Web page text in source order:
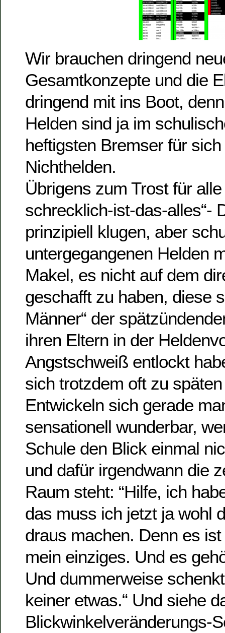
Wir brauchen dringend
Gesamtkonzepte und die
dringend mit ins Boot,
Helden sind ja im
heftigsten Bremser für
Nichthelden.
Übrigens zum Trost für
schrecklich-ist-das-alles“-
prinzipiell klugen, aber
untergegangenen Helden
Makel, es nicht auf dem
geschafft zu haben, diese
Männer“ der
ihren Eltern in der
Angstschweiß entlockt
sich trotzdem oft zu
Entwickeln sich gerade
sensationell wunderbar,
Schule den Blick einmal
und dafür irgendwann die
Raum steht: “Hilfe, ich
das muss ich jetzt ja wohl
draus machen. Denn es
mein einziges. Und es
Und dummerweise
keiner etwas.“ Und siehe
Blickwinkelveränderungs-